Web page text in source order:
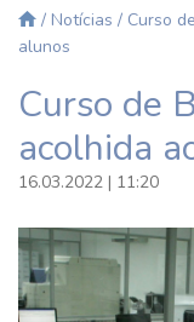
/ Notícias / Curso
alunos
Curso de
acolhida
16.03.2022 | 11:20